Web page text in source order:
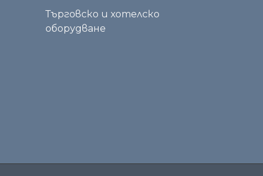
Търговско и хотелско
оборудване